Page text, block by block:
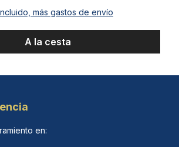
más gastos de envío
A la cesta
en: